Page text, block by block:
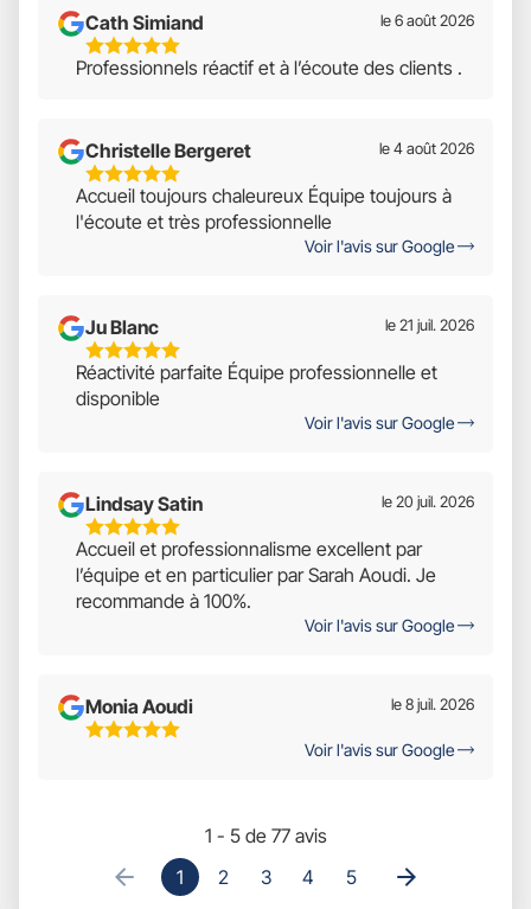
Cath Simiand
5
Étoiles
le 6 août 2026
Professionnels réactif et à l’écoute des clients .
Christelle Bergeret
5
Étoiles
Sur
le 4 août 2026
Accueil toujours chaleureux Équipe toujours à
l'écoute et très professionnelle
Voir l'avis sur Google
Ju Blanc
5
Étoiles
Sur
le 21 juil. 2026
Réactivité parfaite Équipe professionnelle et
disponible
Voir l'avis sur Google
Lindsay Satin
5
Étoiles
Sur
5
le 20 juil. 2026
Accueil et professionnalisme excellent par
l’équipe et en particulier par Sarah Aoudi. Je
recommande à 100%.
Voir l'avis sur Google
Monia Aoudi
5
le 8 juil. 2026
Voir l'avis sur Google
1 - 5 de 77 avis
1
2 3 4 5